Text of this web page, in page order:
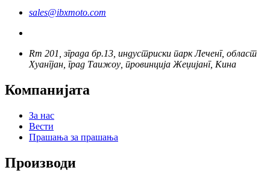
sales@ibxmoto.com
Rm 201, зграда бр.13, индустриски парк Леченг, област
Хуангјан, град Таижоу, провинција Жеџијанг, Кина
Компанијата
За нас
Вести
Прашања за прашања
Производи